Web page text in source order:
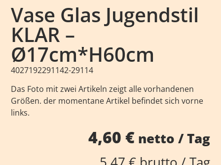
Vase Glas Jugendstil
KLAR –
Ø17cm*H60cm
4027192291142-29114
Das Foto mit zwei Artikeln zeigt alle vorhandenen
Größen. der momentane Artikel befindet sich vorne
links.
4,60 €netto / Tag